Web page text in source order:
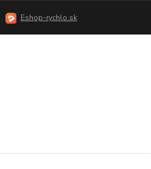
Eshop-rychlo.sk